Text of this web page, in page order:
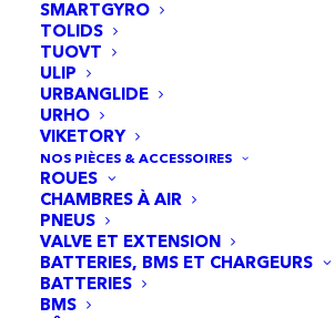
SMARTGYRO
TOLIDS
TUOVT
ULIP
URBANGLIDE
URHO
VIKETORY
NOS PIÈCES & ACCESSOIRES
ROUES
CHAMBRES À AIR
PNEUS
VALVE ET EXTENSION
BATTERIES, BMS ET CHARGEURS
BATTERIES
BMS
– Autonomie : 50km
– Puissance : 450 watts
– Batterie : non démontable
Autres informations :
– Autonomie jusqu’à 48 km/
– Vitesse maximale 25 km/h
– Capacité à grimper 20 % des